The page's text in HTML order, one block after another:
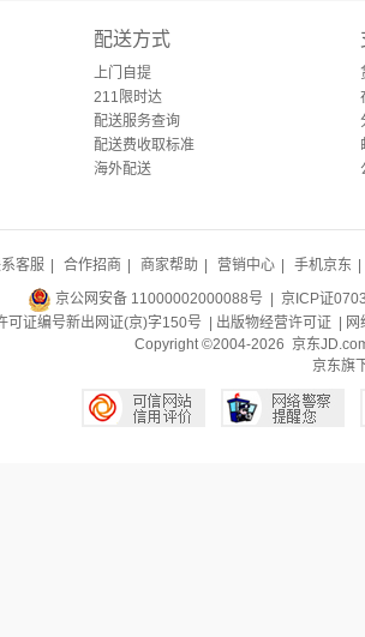
配送方式
上门自提
211限时达
配送服务查询
配送费收取标准
海外配送
客服 合作招商 商家帮助 营销中心 手机京东
京公网安备 11000002000088号 | 京ICP证
可证编号新出网证(京)字150号 | 出版物经营许可证
Copyright ©2004-2026 京东
京东旗